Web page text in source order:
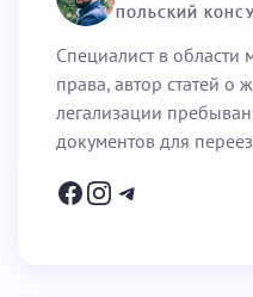
ПОЛЬСКИЙ
Специалист в области
права, автор статей о
легализации
документов для